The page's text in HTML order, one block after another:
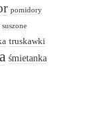
pomidory
suszone
truskawki
śmietanka